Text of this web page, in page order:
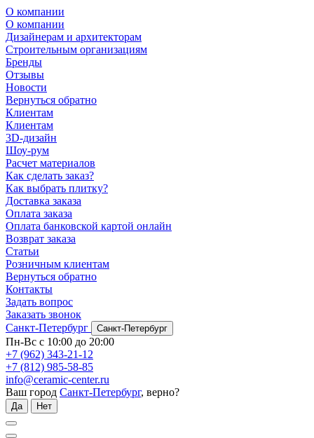
О компании
О компании
Дизайнерам и архитекторам
Строительным организациям
Бренды
Отзывы
Новости
Вернуться обратно
Клиентам
Клиентам
3D-дизайн
Шоу-рум
Расчет материалов
Как сделать заказ?
Как выбрать плитку?
Доставка заказа
Оплата заказа
Оплата банковской картой онлайн
Возврат заказа
Статьи
Розничным клиентам
Вернуться обратно
Контакты
Задать вопрос
Заказать звонок
Санкт-Петербург
Санкт-Петербург
Пн-Вс с 10:00 до 20:00
+7 (962) 343-21-12
+7 (812) 985-58-85
info@ceramic-center.ru
Ваш город Санкт-Петербург, верно?
Да Нет